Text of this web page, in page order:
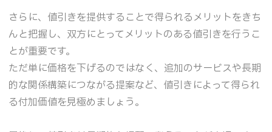
さらに、値引きを提供することで得られるメリットをきち
んと把握し、双方にとってメリットのある値引きを行うこ
とが重要です。
ただ単に価格を下げるのではなく、追加のサービスや長期
的な関係構築につながる提案など、値引きによって得られ
る付加価値を見極めましょう。